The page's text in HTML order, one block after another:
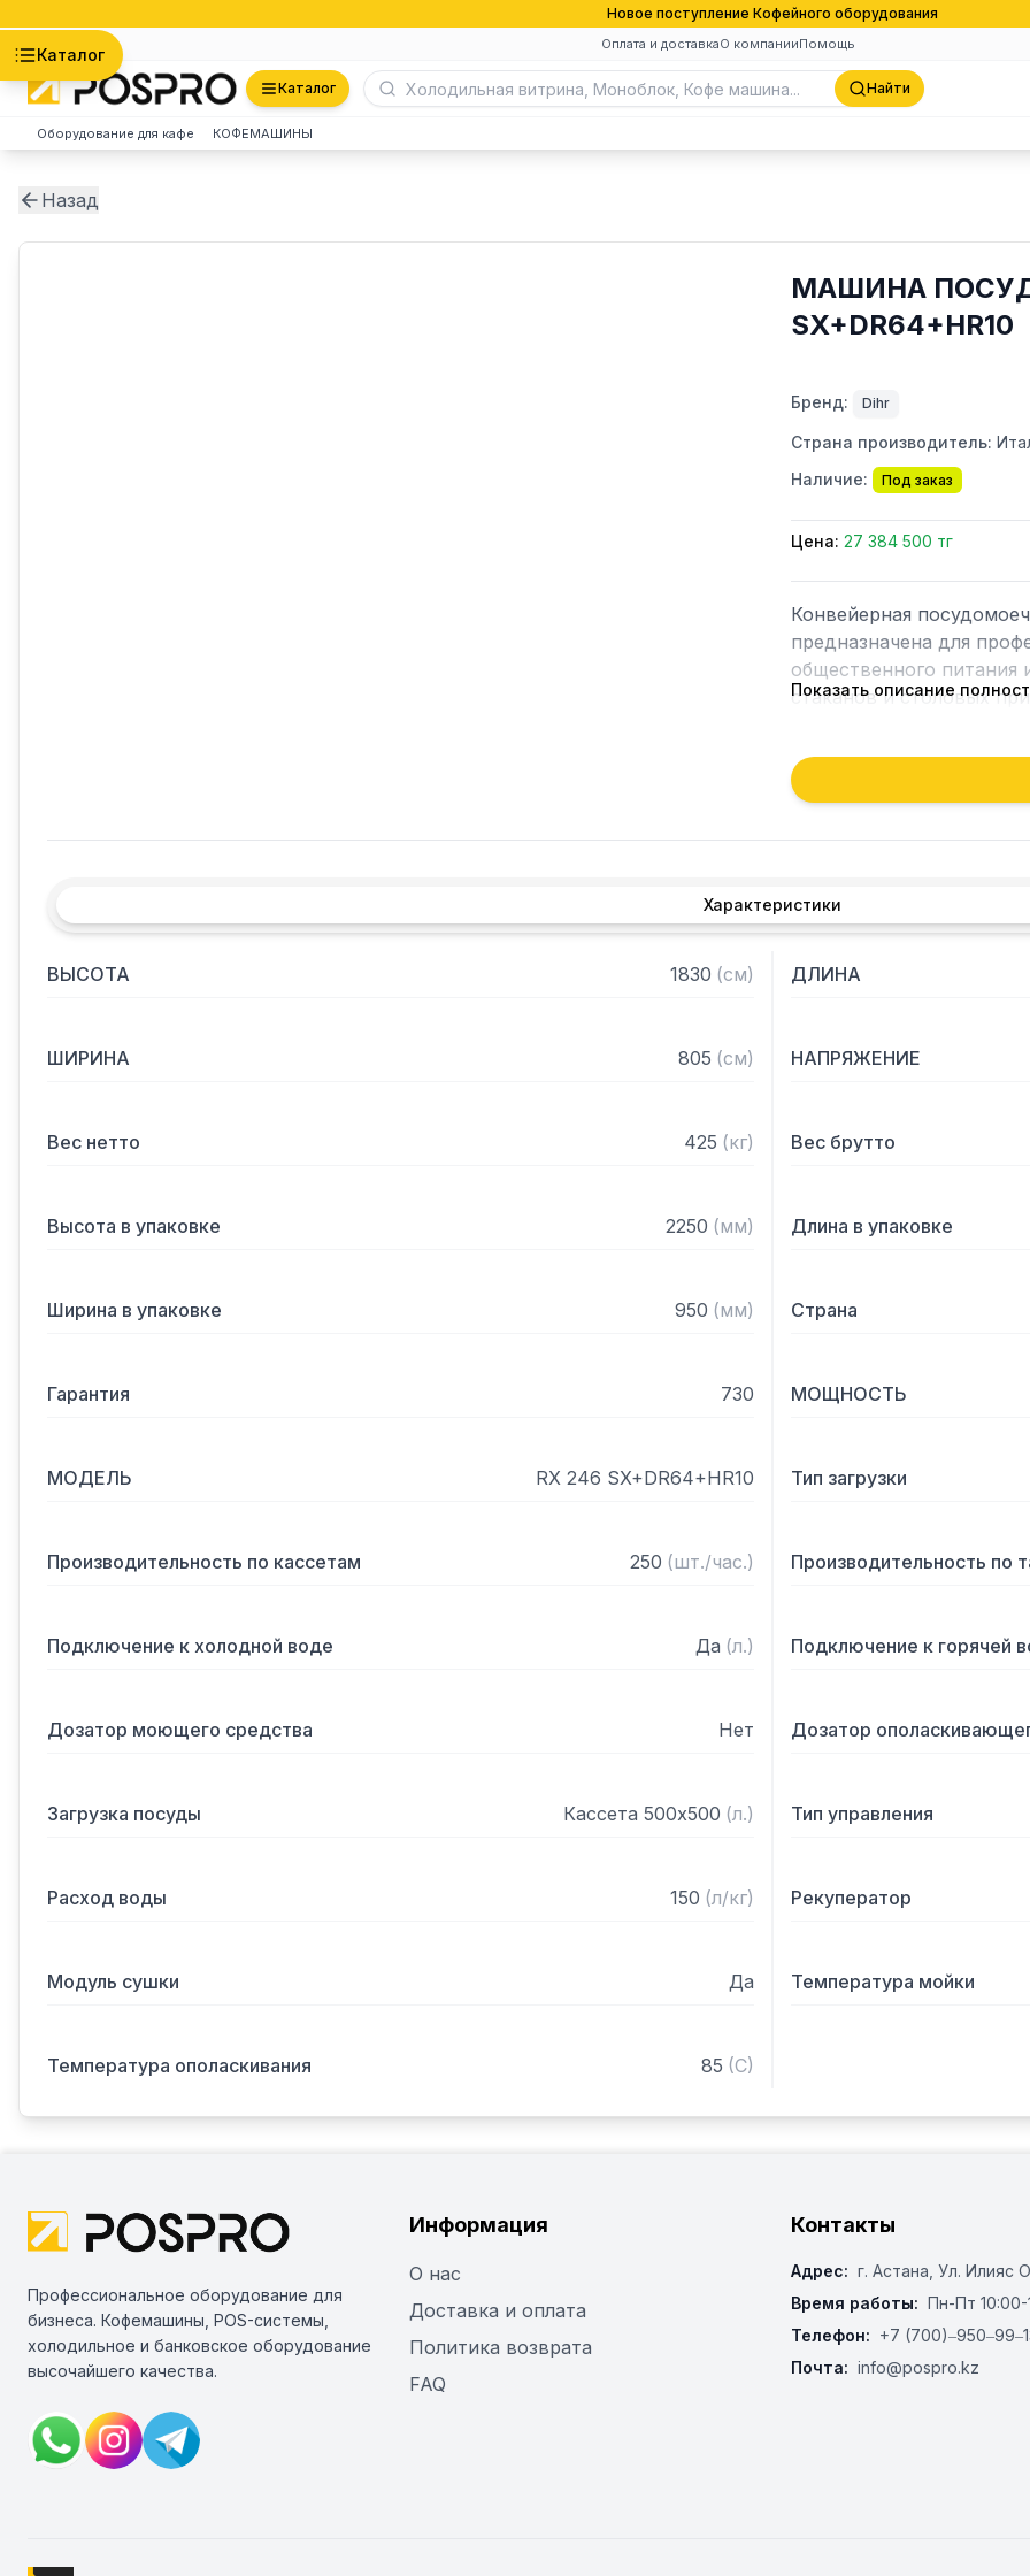
Новое поступление Кофейного оборудования
Оплата и доставкаО компанииПомощь
Каталог
Каталог Найти
Оборудование для кафе КОФЕМАШИНЫ
Назад
МАШИНА
SX+DR64+HR10
Бренд: Dihr
Страна производитель:
Наличие:
Под заказ
Цена: 27 384 500 тг
Конвейерная
предназначена для
общественного питания
стаканов и столовых
Направление движения
Данная модель
панелью управления и
модуль сушки DR64.
Модель оснащена
поступающей воды, что
оснащены системой
потребления энергии
чтобы собрать не
— Фильтры ванной
— Вертикальные
— Система CPF для
ополаскивании
электрические опции
бездействия
Технические
— ВозМощность мыть
— Потребление воды на
Корзина С40 для
шт, C47 для приборов -
Показать описание
Характеристики
ВЫСОТА 1830 (см) ДЛИНА
ШИРИНА 805 (см) НАПРЯЖЕНИЕ
Вес нетто 425 (кг) Вес брутто
Высота в упаковке 2250 (мм) Длина в упаковке
Ширина в упаковке 950 (мм) Страна
Гарантия 730 МОЩНОСТЬ
МОДЕЛЬ RX 246 SX+DR64+HR10 Тип загрузки
Производительность по кассетам 250 (шт./час.) Производительность по
Подключение к холодной воде Да (л.) Подключение к горячей
Дозатор моющего средства Нет Дозатор
Загрузка посуды Кассета 500х500 (л.) Тип управления
Расход воды 150 (л/кг) Рекуператор
Модуль сушки Да Температура мойки
Температура ополаскивания 85 (C)
Профессиональное оборудование для
бизнеса. Кофемашины, POS-системы,
холодильное и банковское оборудование
высочайшего качества.
Информация
О нас
Доставка и оплата
Политика возврата
FAQ
Контакты
Адрес: г. Астана, ​Ул. Илияс
Время работы: Пн-Пт 10:00-
Телефон: +7
Почта: info@pospro.kz